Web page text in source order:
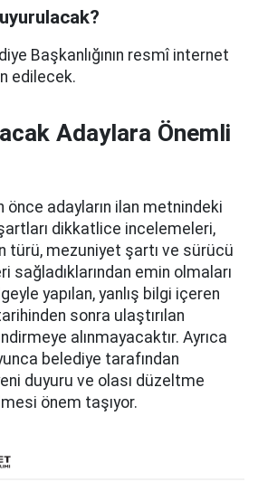
Başkanlığının resmî internet
edilecek.
Adaylara Önemli
önce adayların ilan metnindeki
dikkatlice incelemeleri,
türü, mezuniyet şartı ve sürücü
sağladıklarından emin olmaları
yapılan, yanlış bilgi içeren
sonra ulaştırılan
alınmayacaktır. Ayrıca
belediye tarafından
duyuru ve olası düzeltme
önem taşıyor.